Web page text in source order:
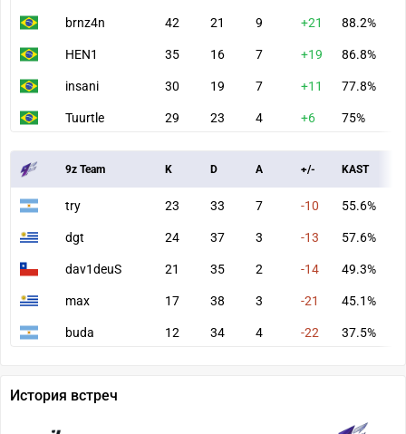
brnz4n 42 21 9 +21 88.2%
HEN1 35 16 7 +19 86.8%
insani 30 19 7 +11 77.8%
Tuurtle 29 23 4 +6 75%
9z Team K D A +/- KAST
try 23 33 7 -10 55.6%
dgt 24 37 3 -13 57.6%
dav1deuS 21 35 2 -14 49.3%
max 17 38 3 -21 45.1%
buda 12 34 4 -22 37.5%
История встреч